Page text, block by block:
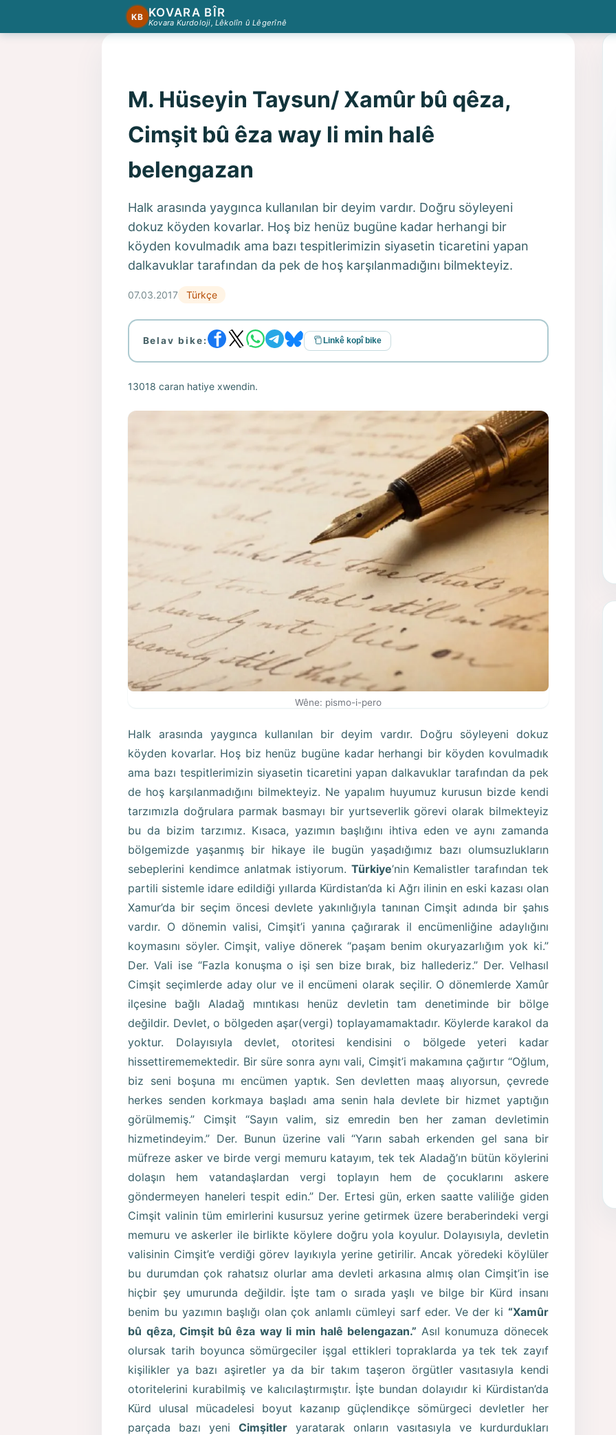
KB KOVARA BÎR
Kovara Kurdoloji, Lêkolîn û Lêgerînê
M. Hüseyin Taysun/ Xamûr bû qêza,
Cimşit bû êza way li min halê
belengazan
Halk arasında yaygınca kullanılan bir deyim vardır. Doğru söyleyeni
dokuz köyden kovarlar. Hoş biz henüz bugüne kadar herhangi bir
köyden kovulmadık ama bazı tespitlerimizin siyasetin ticaretini yapan
dalkavuklar tarafından da pek de hoş karşılanmadığını bilmekteyiz.
07.03.2017 Türkçe
Belav bike: Linkê kopî bike
13018 caran hatiye xwendin.
Wêne: pismo-i-pero
Halk arasında yaygınca kullanılan bir deyim vardır. Doğru söyleyeni dokuz
köyden kovarlar. Hoş biz henüz bugüne kadar herhangi bir köyden kovulmadık
ama bazı tespitlerimizin siyasetin ticaretini yapan dalkavuklar tarafından da pek
de hoş karşılanmadığını bilmekteyiz. Ne yapalım huyumuz kurusun bizde kendi
tarzımızla doğrulara parmak basmayı bir yurtseverlik görevi olarak bilmekteyiz
bu da bizim tarzımız. Kısaca, yazımın başlığını ihtiva eden ve aynı zamanda
bölgemizde yaşanmış bir hikaye ile bugün yaşadığımız bazı olumsuzlukların
sebeplerini kendimce anlatmak istiyorum. Türkiye’nin Kemalistler tarafından tek
partili sistemle idare edildiği yıllarda Kürdistan’da ki Ağrı ilinin en eski kazası olan
Xamur’da bir seçim öncesi devlete yakınlığıyla tanınan Cimşit adında bir şahıs
vardır. O dönemin valisi, Cimşit’i yanına çağırarak il encümenliğine adaylığını
koymasını söyler. Cimşit, valiye dönerek “paşam benim okuryazarlığım yok ki.”
Der. Vali ise “Fazla konuşma o işi sen bize bırak, biz hallederiz.” Der. Velhasıl
Cimşit seçimlerde aday olur ve il encümeni olarak seçilir. O dönemlerde Xamûr
ilçesine bağlı Aladağ mıntıkası henüz devletin tam denetiminde bir bölge
değildir. Devlet, o bölgeden aşar(vergi) toplayamamaktadır. Köylerde karakol da
yoktur. Dolayısıyla devlet, otoritesi kendisini o bölgede yeteri kadar
hissettirememektedir. Bir süre sonra aynı vali, Cimşit’i makamına çağırtır “Oğlum,
biz seni boşuna mı encümen yaptık. Sen devletten maaş alıyorsun, çevrede
herkes senden korkmaya başladı ama senin hala devlete bir hizmet yaptığın
görülmemiş.” Cimşit “Sayın valim, siz emredin ben her zaman devletimin
hizmetindeyim.” Der. Bunun üzerine vali “Yarın sabah erkenden gel sana bir
müfreze asker ve birde vergi memuru katayım, tek tek Aladağ’ın bütün köylerini
dolaşın hem vatandaşlardan vergi toplayın hem de çocuklarını askere
göndermeyen haneleri tespit edin.” Der. Ertesi gün, erken saatte valiliğe giden
Cimşit valinin tüm emirlerini kusursuz yerine getirmek üzere beraberindeki vergi
memuru ve askerler ile birlikte köylere doğru yola koyulur. Dolayısıyla, devletin
valisinin Cimşit’e verdiği görev layıkıyla yerine getirilir. Ancak yöredeki köylüler
bu durumdan çok rahatsız olurlar ama devleti arkasına almış olan Cimşit’in ise
hiçbir şey umurunda değildir. İşte tam o sırada yaşlı ve bilge bir Kürd insanı
benim bu yazımın başlığı olan çok anlamlı cümleyi sarf eder. Ve der ki “Xamûr
bû qêza, Cimşit bû êza way li min halê belengazan.” Asıl konumuza dönecek
olursak tarih boyunca sömürgeciler işgal ettikleri topraklarda ya tek tek zayıf
kişilikler ya bazı aşiretler ya da bir takım taşeron örgütler vasıtasıyla kendi
otoritelerini kurabilmiş ve kalıcılaştırmıştır. İşte bundan dolayıdır ki Kürdistan’da
Kürd ulusal mücadelesi boyut kazanıp güçlendikçe sömürgeci devletler her
parçada bazı yeniCimşitler yaratarak onların vasıtasıyla ve kurdurdukları